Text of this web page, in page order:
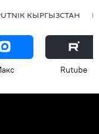
КЫРГЫЗСТАН
Rutube